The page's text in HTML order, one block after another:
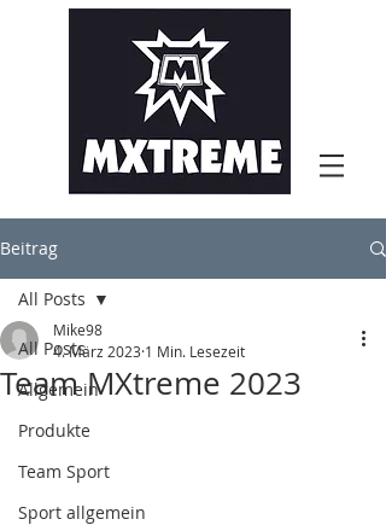
Beitrag
All Posts
Allgemein
Produkte
Team Sport
Sport allgemein
All Posts
Team MXtreme 2023
Mike98
4. März 2023 1 Min. Lesezeit